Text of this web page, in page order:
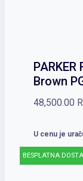
BESPLATNA
PARKER
Brown
48,500.00
U cenu je